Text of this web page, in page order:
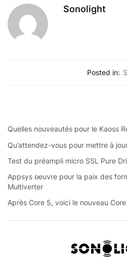
Sonolight
Posted in:
Quelles nouveautés pour le Kaoss
Qu’attendez-vous pour mettre à
Test du préampli micro SSL Pure
Appsys oeuvre pour la paix des
Multiverter
Après Core 5, voici le nouveau